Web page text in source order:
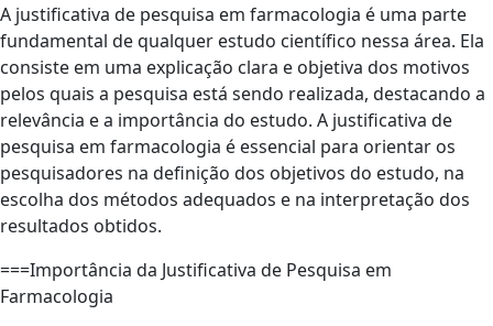
A justificativa de pesquisa em farmacologia é uma parte
fundamental de qualquer estudo científico nessa área. Ela
consiste em uma explicação clara e objetiva dos motivos
pelos quais a pesquisa está sendo realizada, destacando a
relevância e a importância do estudo. A justificativa de
pesquisa em farmacologia é essencial para orientar os
pesquisadores na definição dos objetivos do estudo, na
escolha dos métodos adequados e na interpretação dos
resultados obtidos.
===Importância da Justificativa de Pesquisa em
Farmacologia